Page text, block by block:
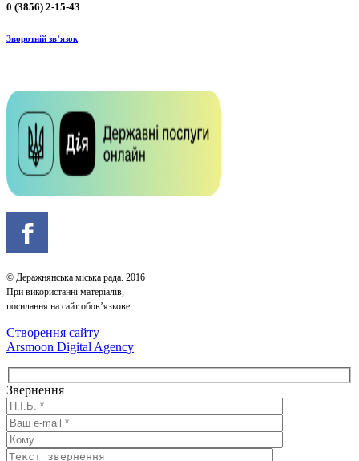
0 (3856) 2-15-43
Зворотній зв’язок
© Деражнянська міська рада. 2016
При використанні матеріалів,
посилання на сайт обов’язкове
Створення сайту
Arsmoon Digital Agency
Звернення